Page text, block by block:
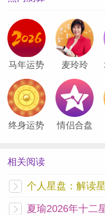
英国伊丽莎白女王
潮就是一种“小死亡”
许多有关性的本质
看出端倪。
关系是改变自我的
第八宫会透过现在
决的议题，特别是
的议题。
马年运势 麦玲玲
终身运势 情侣合盘
相关阅读
个人星盘：解读星
夏瑜2026年十二